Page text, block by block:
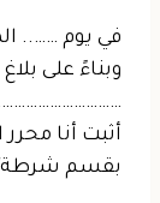
في يوم ……..
وبناءً على
أثبت أنا
بقسم